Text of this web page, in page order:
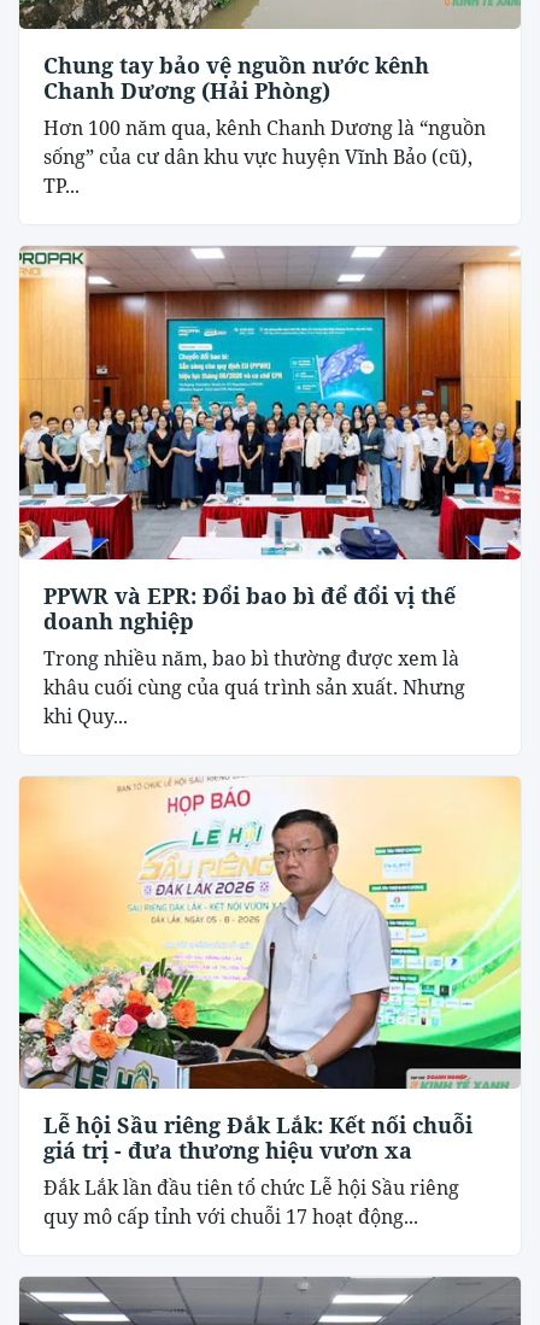
Chung tay bảo vệ nguồn nước kênh
Chanh Dương (Hải Phòng)
Hơn 100 năm qua, kênh Chanh Dương là “nguồn
sống” của cư dân khu vực huyện Vĩnh Bảo (cũ),
TP...
PPWR và EPR: Đổi bao bì để đổi vị thế
doanh nghiệp
Trong nhiều năm, bao bì thường được xem là
khâu cuối cùng của quá trình sản xuất. Nhưng
khi Quy...
Lễ hội Sầu riêng Đắk Lắk: Kết nối chuỗi
giá trị - đưa thương hiệu vươn xa
Đắk Lắk lần đầu tiên tổ chức Lễ hội Sầu riêng
quy mô cấp tỉnh với chuỗi 17 hoạt động...